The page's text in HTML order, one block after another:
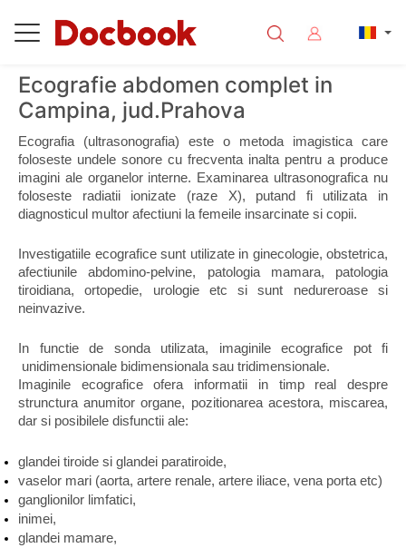
Ecografie abdomen complet in
Campina, jud.Prahova
Ecografia (ultrasonografia) este o metoda imagistica care
foloseste undele sonore cu frecventa inalta pentru a produce
imagini ale organelor interne. Examinarea ultrasonografica nu
foloseste radiatii ionizate (raze X), putand fi utilizata in
diagnosticul multor afectiuni la femeile insarcinate si copii.
Investigatiile ecografice sunt utilizate in ginecologie, obstetrica,
afectiunile abdomino-pelvine, patologia mamara, patologia
tiroidiana, ortopedie, urologie etc si sunt nedureroase si
neinvazive.
In functie de sonda utilizata, imaginile ecografice pot fi
unidimensionale bidimensionala sau tridimensionale.
Imaginile ecografice ofera informatii in timp real despre
strunctura anumitor organe, pozitionarea acestora, miscarea,
dar si posibilele disfunctii ale:
glandei tiroide si glandei paratiroide,
vaselor mari (aorta, artere renale, artere iliace, vena porta etc)
ganglionilor limfatici,
inimei,
glandei mamare,